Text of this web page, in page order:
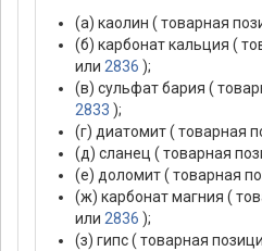
(а) каолин ( товарная
(б) карбонат кальция (
или 2836 );
(в) сульфат бария (
2833 );
(г) диатомит ( товарная
(д) сланец ( товарная
(е) доломит ( товарная
(ж) карбонат магния (
или 2836 );
(з) гипс ( товарная